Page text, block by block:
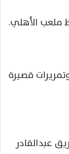
قصيرة
عبدالقادر